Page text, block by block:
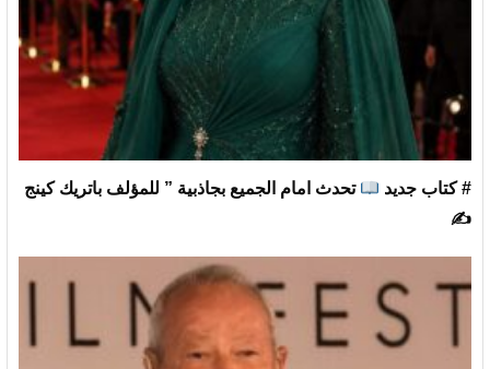
# كتاب جديد
تحدث امام الجميع بجاذبية ” للمؤلف باتريك كينج
✍